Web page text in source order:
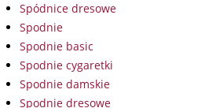
Spódnice dresowe
Spodnie
Spodnie basic
Spodnie cygaretki
Spodnie damskie
Spodnie dresowe